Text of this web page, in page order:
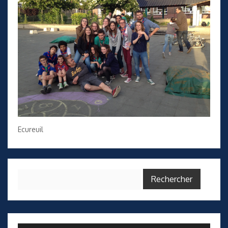
Ecureuil